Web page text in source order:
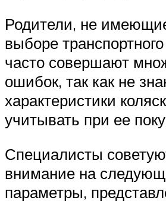
Родители, не
выборе
часто совершают
ошибок, так как не
характеристики
учитывать при ее
Специалисты
внимание на
параметры,